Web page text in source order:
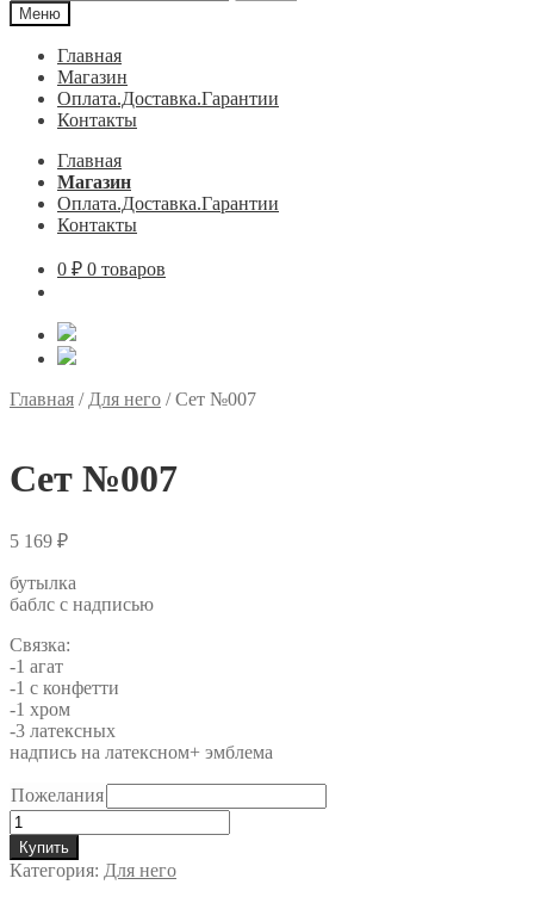
Меню
Главная
Магазин
Оплата.Доставка.Гарантии
Контакты
Главная
Магазин
Оплата.Доставка.Гарантии
Контакты
0 ₽ 0 товаров
Главная / Для него /Сет №007
Сет №007
5 169 ₽
бутылка
баблс с надписью
Связка:
-1 агат
-1 с конфетти
-1 хром
-3 латексных
надпись на латексном+ эмблема
Пожелания
Количество
товара
Сет
№007
Купить
Категория: Для него